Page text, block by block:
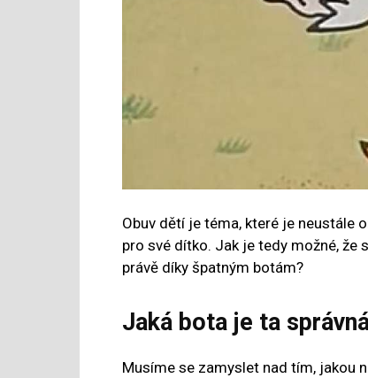
Obuv dětí je téma, které je neustále
pro své dítko. Jak je tedy možné, že
právě díky špatným botám?
Jaká bota je ta
Musíme se zamyslet nad tím, jakou